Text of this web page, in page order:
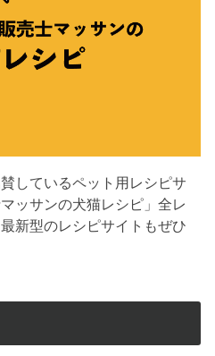
しているペット用レシピサ
ッサンの犬猫レシピ」全レ
新型のレシピサイトもぜひ